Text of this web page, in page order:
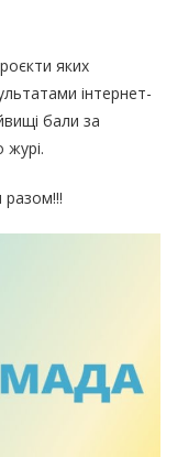
яких
інтернет-
бали за
журі.
разом!!!